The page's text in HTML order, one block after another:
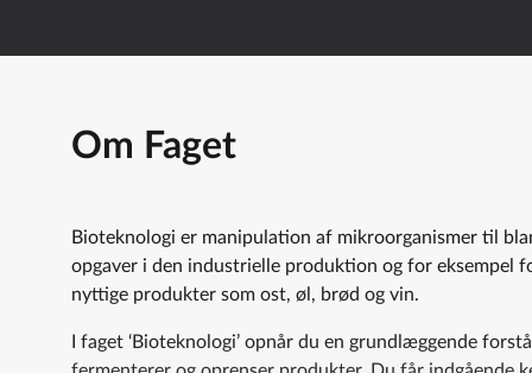
Om Faget
Bioteknologi er manipulation af mikroorganismer til
opgaver i den industrielle produktion og for eksempel
nyttige produkter som ost, øl, brød og vin.
I faget ‘Bioteknologi’ opnår du en grundlæggende